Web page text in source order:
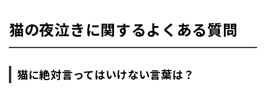
猫の夜泣きに関するよくある質問
猫に絶対言ってはいけない言葉は？